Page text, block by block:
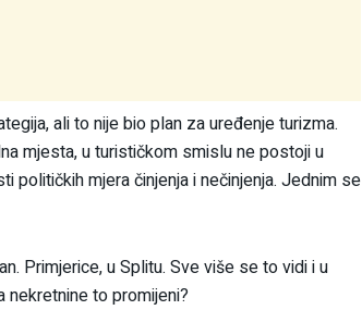
ali to nije bio plan za uređenje turizma.
mjesta, u turističkom smislu ne postoji u
mjera činjenja i nečinjenja. Jednim se
Primjerice, u Splitu. Sve više se to vidi i u
nekretnine to promijeni?